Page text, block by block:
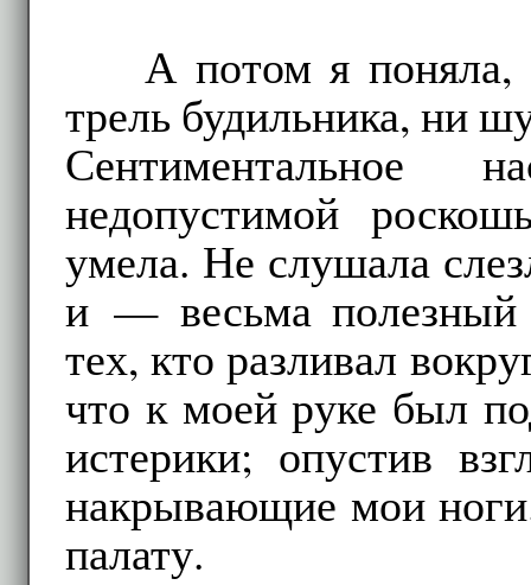
А потом я поняла,
трель будильника, ни
недопустимой
умела. Не слушала
и — весьма
тех, кто разливал
что к моей руке был
истерики; опустив
накрывающие мои
палату.